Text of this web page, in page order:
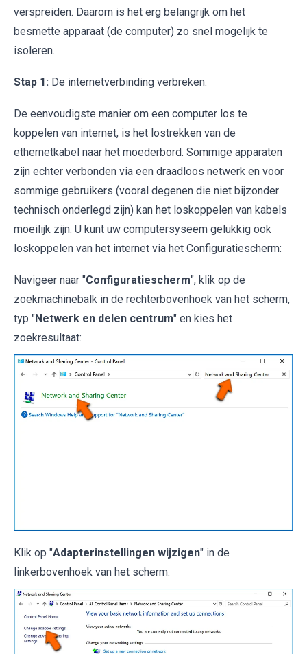
verspreiden. Daarom is het erg belangrijk om het
besmette apparaat (de computer) zo snel mogelijk te
isoleren.
Stap 1: De internetverbinding verbreken.
De eenvoudigste manier om een computer los te
koppelen van internet, is het lostrekken van de
ethernetkabel naar het moederbord. Sommige apparaten
zijn echter verbonden via een draadloos netwerk en voor
sommige gebruikers (vooral degenen die niet bijzonder
technisch onderlegd zijn) kan het loskoppelen van kabels
moeilijk zijn. U kunt uw computersyseem gelukkig ook
loskoppelen van het internet via het Configuratiescherm:
Navigeer naar "Configuratiescherm", klik op de
zoekmachinebalk in de rechterbovenhoek van het scherm,
typ "Netwerk en delen centrum" en kies het
zoekresultaat:
Klik op "Adapterinstellingen wijzigen" in de
linkerbovenhoek van het scherm: